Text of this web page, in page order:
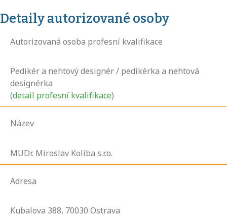
Detaily autorizované osoby
Autorizovaná osoba profesní kvalifikace
Pedikér a nehtový designér / pedikérka a nehtová
designérka
(detail profesní kvalifikace)
Název
MUDr. Miroslav Koliba s.r.o.
Adresa
Kubalova 388, 70030 Ostrava